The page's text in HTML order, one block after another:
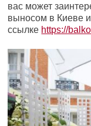
вас может
выносом в Киеве
ссылке https://